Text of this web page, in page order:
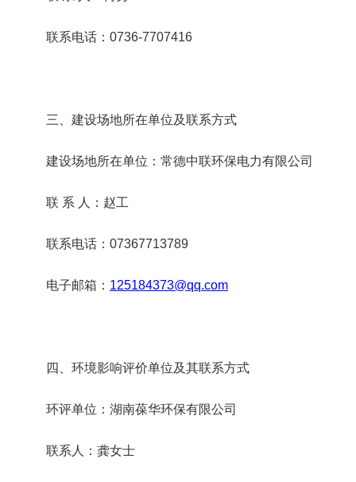
联系电话：0736-7707416
三、建设场地所在单位及联系方式
建设场地所在单位：常德中联环保电力有限公司
联 系 人：赵工
联系电话：07367713789
电子邮箱： 125184373@qq.com
四、环境影响评价单位及其联系方式
环评单位：湖南葆华环保有限公司
联系人：龚女士